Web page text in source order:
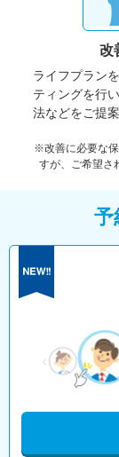
改
ライフプラン
ティングを行
法などをご提
※改善に必要な
すが、ご希望さ
予